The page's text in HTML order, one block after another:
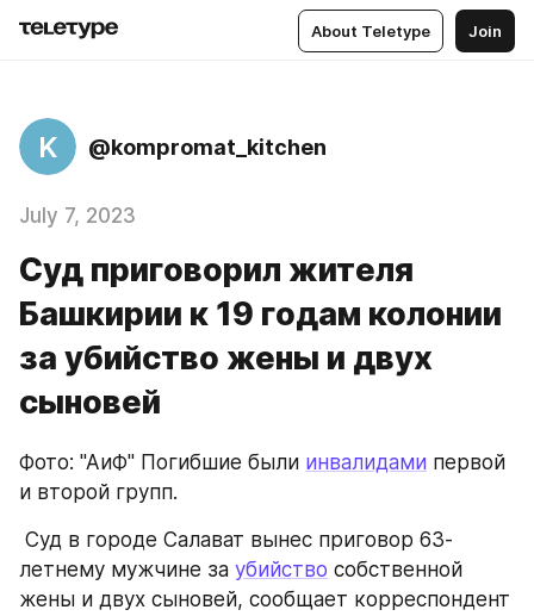
About Teletype Join
K @kompromat_kitchen
July 7, 2023
Суд приговорил жителя
Башкирии к 19 годам колонии
за убийство жены и двух
сыновей
Фото: "АиФ" Погибшие были инвалидами первой
и второй групп.
летнему мужчине за убийство собственной
жены и двух сыновей, сообщает корреспондент